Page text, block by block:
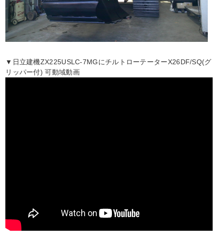
▼日立建機ZX225USLC-7MGにチルトローテーターX26DF/SQ(グ
リッパー付) 可動域動画